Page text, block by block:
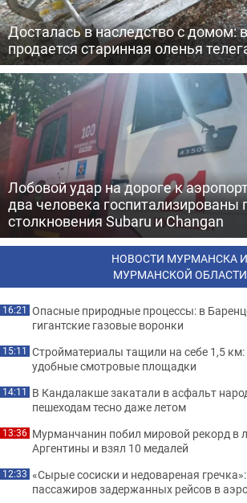
Досталась в наследство с
продается старинная оленья
Лобовой удар на дороге к
два человека госпитализированы
столкновения Subaru и Changan
НОВОСТИ МУРМАНСКА И
МУРМАНСКОЙ ОБЛАСТИ
16:21 Опасные природные процессы: в
гигантские газовые воронки
15:11 Стройматериалы тащили на себе 1,5
удобные смотровые площадки
14:11 В Кандалакше закатали в асфальт
пешеходам тесно даже летом
13:36 Мурманчанин побил мировой рекорд в
Аргентины и взял 10 медалей
12:33 «Сырые сосиски и недовареная
пассажиров задержанных рейсов в